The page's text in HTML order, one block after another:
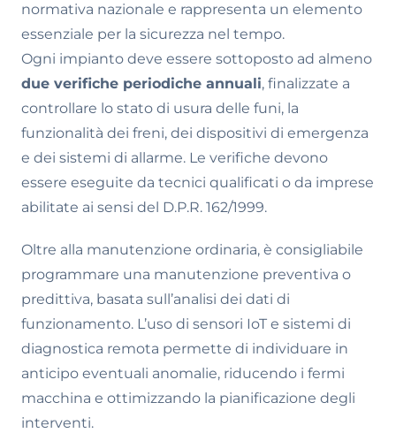
normativa nazionale e rappresenta un elemento
essenziale per la sicurezza nel tempo.
Ogni impianto deve essere sottoposto ad almeno
due verifiche periodiche annuali, finalizzate a
controllare lo stato di usura delle funi, la
funzionalità dei freni, dei dispositivi di emergenza
e dei sistemi di allarme. Le verifiche devono
essere eseguite da tecnici qualificati o da imprese
abilitate ai sensi del D.P.R. 162/1999.
Oltre alla manutenzione ordinaria, è consigliabile
programmare una manutenzione preventiva o
predittiva, basata sull’analisi dei dati di
funzionamento. L’uso di sensori IoT e sistemi di
diagnostica remota permette di individuare in
anticipo eventuali anomalie, riducendo i fermi
macchina e ottimizzando la pianificazione degli
interventi.